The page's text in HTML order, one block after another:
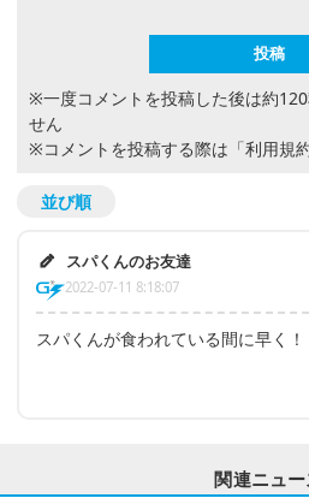
※一度コメントを投稿した後は約
せん
※コメントを投稿する際は 「利用規
並び順
スパくんのお友達
2022-07-11 8:18:07
スパくんが食われている間に早く！
関連ニュー